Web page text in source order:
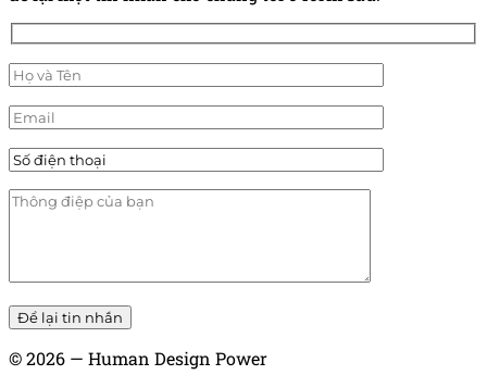
© 2026 — Human Design Power